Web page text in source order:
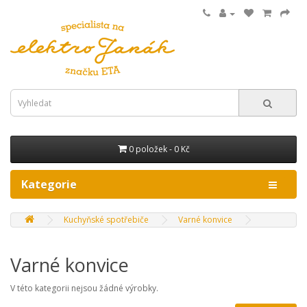
0 položek - 0 Kč
Kategorie
Kuchyňské spotřebiče Varné konvice
Varné konvice
V této kategorii nejsou žádné výrobky.